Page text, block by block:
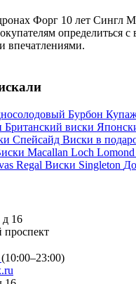
Форг 10 лет Сингл
определиться с
впечатлениями.
Бурбон
Британский виски
Спейсайд Виски в
Macallan Loch Lomond
Regal Виски Singleton
16
проспект
(10:00–23:00)